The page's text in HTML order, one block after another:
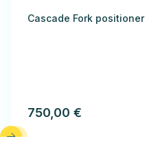
Cascade Fork positioner
750,00 €